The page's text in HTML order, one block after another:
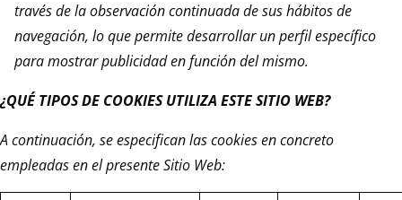
través de la observación continuada de sus hábitos de
navegación, lo que permite desarrollar un perfil específico
para mostrar publicidad en función del mismo.
¿QUÉ TIPOS DE COOKIES UTILIZA ESTE SITIO WEB?
A continuación, se especifican las cookies en concreto
empleadas en el presente Sitio Web: